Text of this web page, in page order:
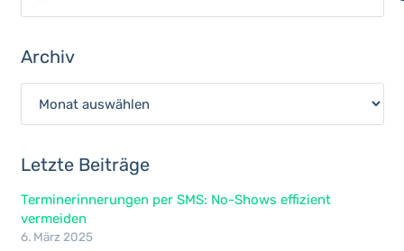
Archiv
Letzte Beiträge
Terminerinnerungen per SMS: No-Shows effizient
vermeiden
6. März 2025